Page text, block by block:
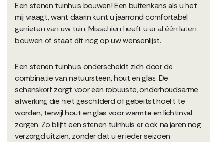
Een stenen tuinhuis bouwen! Een buitenkans als u het
mij vraagt, want daarin kunt u jaarrond comfortabel
genieten van uw tuin. Misschien heeft u er al één laten
bouwen of staat dit nog op uw wensenlijst.
Een stenen tuinhuis onderscheidt zich door de
combinatie van natuursteen, hout en glas. De
schanskorf zorgt voor een robuuste, onderhoudsarme
afwerking die niet geschilderd of gebeitst hoeft te
worden, terwijl hout en glas voor warmte en lichtinval
zorgen. Zo blijft een stenen tuinhuis er ook na jaren nog
verzorgd uitzien, zonder dat u er ieder seizoen